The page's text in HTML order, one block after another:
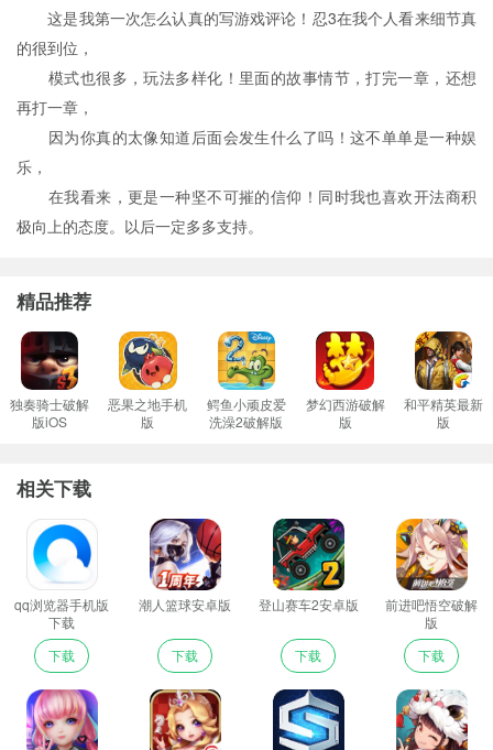
这是我第一次怎么认真的写游戏评论！忍3在我个人看来细节真
的很到位，
模式也很多，玩法多样化！里面的故事情节，打完一章，还想
再打一章，
因为你真的太像知道后面会发生什么了吗！这不单单是一种娱
乐，
在我看来，更是一种坚不可摧的信仰！同时我也喜欢开法商积
极向上的态度。以后一定多多支持。
精品推荐
独奏骑士破解
版iOS
恶果之地手机
版
鳄鱼小顽皮爱
洗澡2破解版
梦幻西游破解
版
和平精英最新
版
相关下载
qq浏览器手机版
下载
下载
潮人篮球安卓版
下载
登山赛车2安卓版
下载
前进吧悟空破解
版
下载